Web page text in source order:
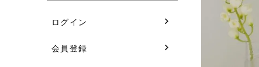
ログイン
会員登録